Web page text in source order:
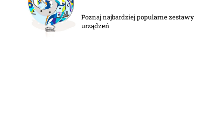
Poznaj najbardziej popularne zestawy
urządzeń